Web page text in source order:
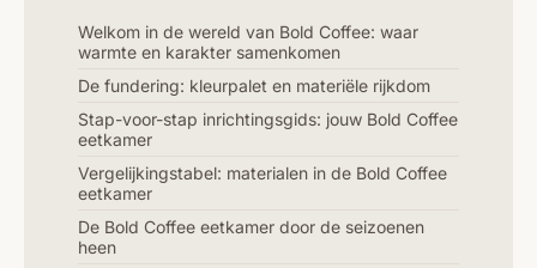
Welkom in de wereld van Bold Coffee: waar
warmte en karakter samenkomen
De fundering: kleurpalet en materiële rijkdom
Stap-voor-stap inrichtingsgids: jouw Bold Coffee
eetkamer
Vergelijkingstabel: materialen in de Bold Coffee
eetkamer
De Bold Coffee eetkamer door de seizoenen
heen